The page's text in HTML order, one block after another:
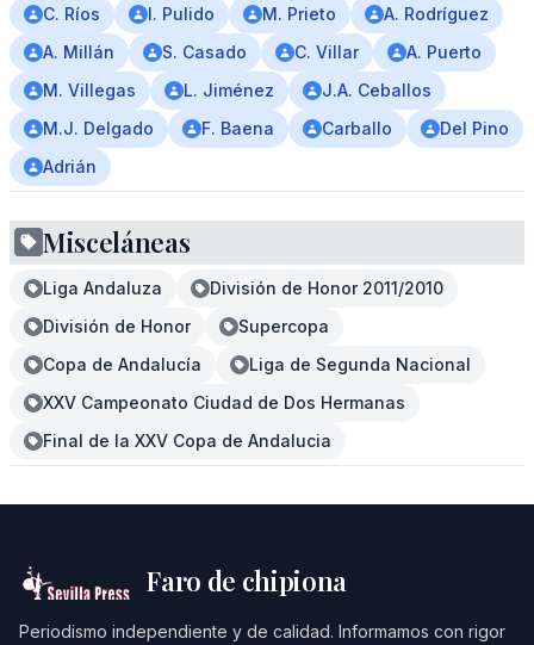
C. Ríos
I. Pulido M. Prieto
A. Rodríguez
A. Millán
S. Casado C. Villar
A. Puerto
M. Villegas
L. Jiménez
J.A. Ceballos
M.J. Delgado
F. Baena Carballo
Del Pino
Adrián
Misceláneas
Liga Andaluza
División de Honor 2011/2010
División de Honor
Supercopa
Copa de Andalucía
Liga de Segunda Nacional
XXV Campeonato Ciudad de Dos Hermanas
Final de la XXV Copa de Andalucia
Faro de chipiona
Periodismo independiente y de calidad. Informamos con rigor